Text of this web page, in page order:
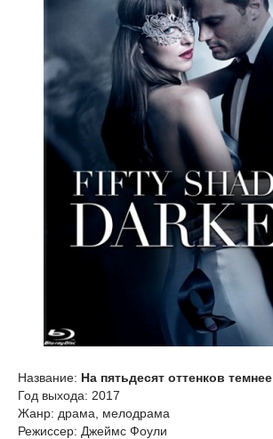
Название: На пятьдесят оттенков темнее
Год выхода: 2017
Жанр: драма, мелодрама
Режиссер: Джеймс Фоули